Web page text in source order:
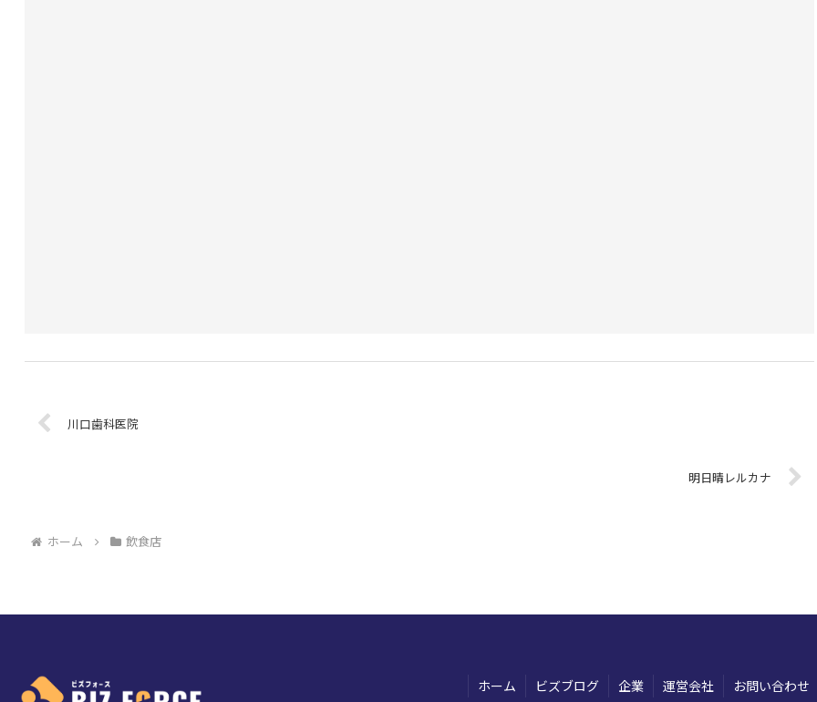
川口歯科医院
明日晴レルカナ
ホーム 飲食店
ホーム ビズブログ 企業 運営会社 お問い合わせ